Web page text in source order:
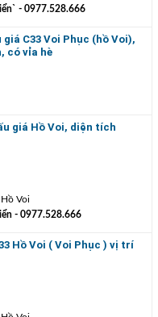
- 0977.528.666
C33 Voi Phục (hồ Voi),
có vỉa hè
giá Hồ Voi, diện tích
Voi
- 0977.528.666
Hồ Voi ( Voi Phục ) vị trí